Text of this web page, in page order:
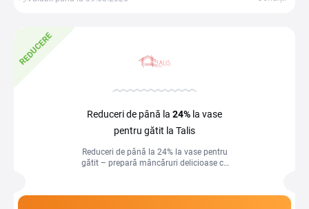
REDUCERE
Reduceri de până la 24% la vase
pentru gătit la Talis
Reduceri de până la 24% la vase pentru
gătit – prepară mâncăruri delicioase cu